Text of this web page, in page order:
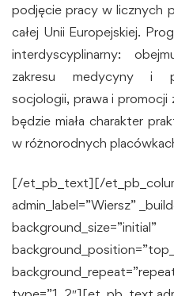
podjęcie pracy w licznych
całej Unii Europejskiej.
interdyscyplinarny:
zakresu medycyny i
socjologii, prawa i promocji
będzie miała charakter
w różnorodnych
[/et_pb_text][/
admin_label=”Wiersz”
background_size=”initial”